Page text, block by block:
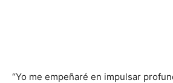
“Yo me empeñaré en impulsar